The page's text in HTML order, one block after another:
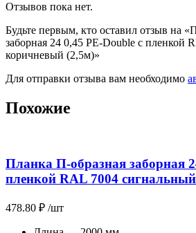
Отзывов пока нет.
Будьте первым, кто оставил отзыв на
заборная 24 0,45 PE-Double с пленкой
коричневый (2,5м)»
Для отправки отзыва вам необходимо
Похожие
Планка П-образная заборная
пленкой RAL 7004
478.80 ₽ /шт